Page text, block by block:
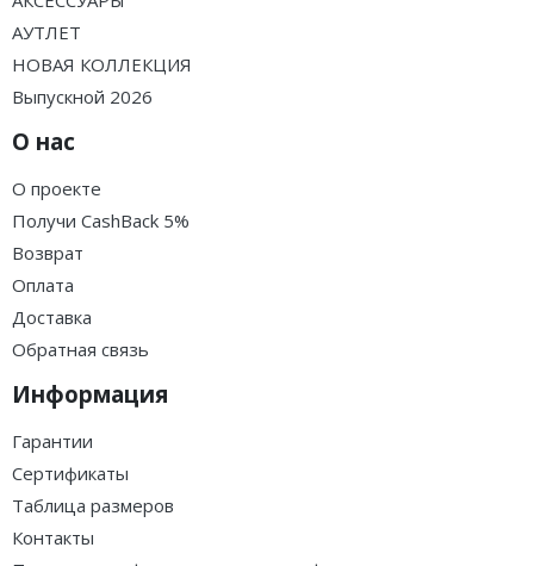
АУТЛЕТ
НОВАЯ КОЛЛЕКЦИЯ
Выпускной 2026
О нас
О проекте
Получи CashBack 5%
Возврат
Оплата
Доставка
Обратная связь
Информация
Гарантии
Сертификаты
Таблица размеров
Контакты